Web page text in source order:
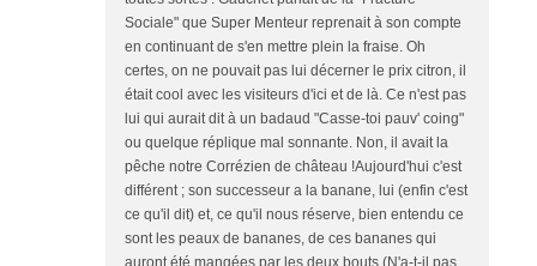
Sociale" que Super Menteur reprenait à son compte
en continuant de s'en mettre plein la fraise. Oh
certes, on ne pouvait pas lui décerner le prix citron, il
était cool avec les visiteurs d'ici et de là. Ce n'est pas
lui qui aurait dit à un badaud "Casse-toi pauv' coing"
ou quelque réplique mal sonnante. Non, il avait la
pêche notre Corrézien de château !Aujourd'hui c'est
différent ; son successeur a la banane, lui (enfin c'est
ce qu'il dit) et, ce qu'il nous réserve, bien entendu ce
sont les peaux de bananes, de ces bananes qui
auront été mangées par les deux bouts (N'a-t-il pas